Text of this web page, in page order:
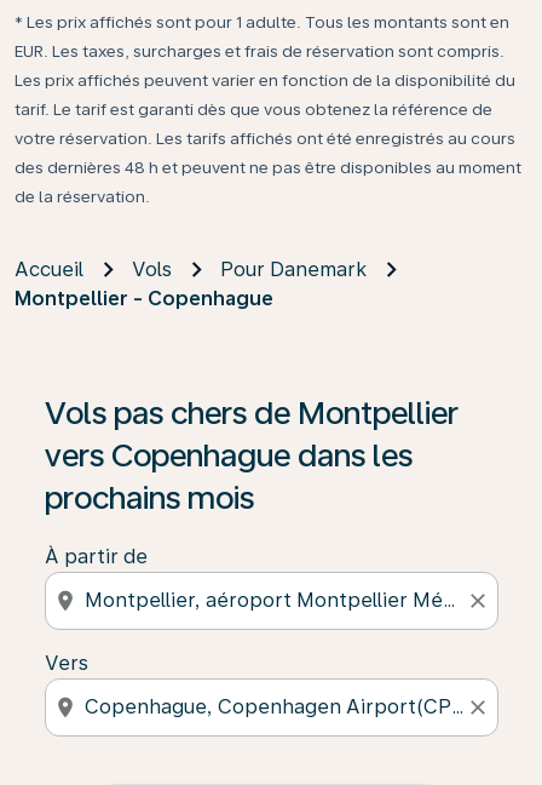
* Les prix affichés sont pour 1 adulte. Tous les montants sont en
EUR. Les taxes, surcharges et frais de réservation sont compris.
Les prix affichés peuvent varier en fonction de la disponibilité du
tarif. Le tarif est garanti dès que vous obtenez la référence de
votre réservation. Les tarifs affichés ont été enregistrés au cours
des dernières 48 h et peuvent ne pas être disponibles au moment
de la réservation.
Accueil Vols
Pour Danemark
Montpellier - Copenhague
Vols pas chers de Montpellier
vers Copenhague dans les
prochains mois
À partir de
location_on close
Vers
location_on close